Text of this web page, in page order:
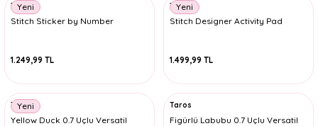
Yeni
Taros
Stitch Sticker by Number
1.249,99 TL
Yeni
Taros
Stitch Designer Activity Pad
1.499,99 TL
Yeni
Taros
Yellow Duck 0.7 Uçlu Versatil
Taros
Figürlü Labubu 0.7 Uçlu Versatil